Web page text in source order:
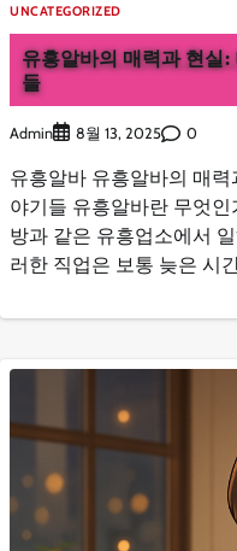
UNCATEGORIZED
유흥알바의 매력과 현실
들
Admin 8월 13, 2025 0
유흥알바 유흥알바의 매
야기들 유흥알바란 무엇인
방과 같은 유흥업소에서
러한 직업은 보통 늦은 시